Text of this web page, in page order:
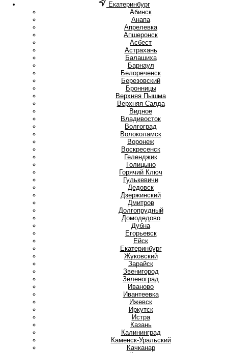
Екатеринбург
Абинск
Анапа
Апрелевка
Апшеронск
Асбест
Астрахань
Балашиха
Барнаул
Белореченск
Березовский
Бронницы
Верхняя Пышма
Верхняя Салда
Видное
Владивосток
Волгоград
Волоколамск
Воронеж
Воскресенск
Геленджик
Голицыно
Горячий Ключ
Гулькевичи
Дедовск
Дзержинский
Дмитров
Долгопрудный
Домодедово
Дубна
Егорьевск
Ейск
Екатеринбург
Жуковский
Зарайск
Звенигород
Зеленоград
Иваново
Ивантеевка
Ижевск
Иркутск
Истра
Казань
Калининград
Каменск-Уральский
Качканар